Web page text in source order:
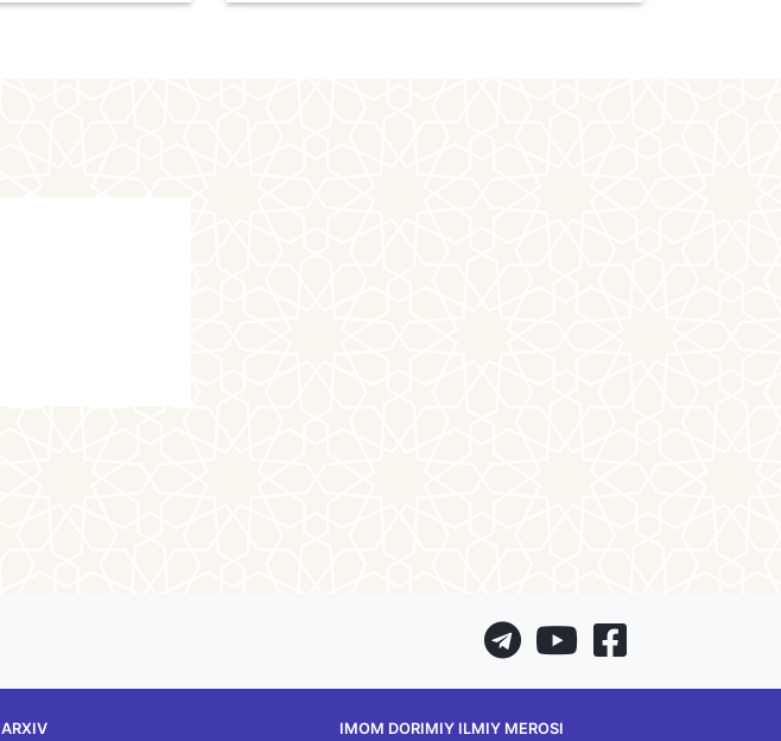
ARXIV
IMOM DORIMIY ILMIY MEROSI